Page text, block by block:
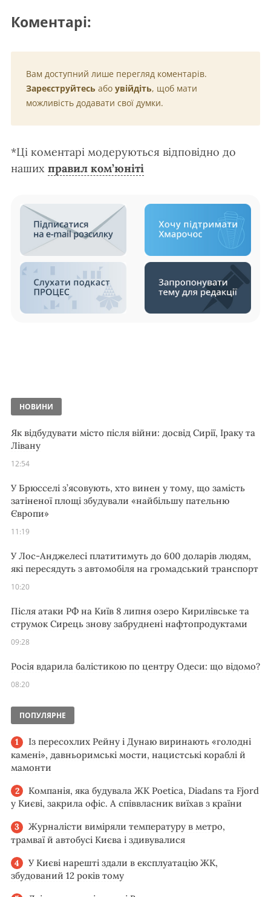
Коментарі:
Вам доступний лише перегляд коментарів.
Зареєструйтесь або увійдіть, щоб мати
можливість додавати свої думки.
*Ці коментарі модеруються відповідно до
наших правил ком’юніті
НОВИНИ
Як відбудувати місто після війни: досвід Сирії, Іраку та
Лівану
12:54
У Брюсселі з’ясовують, хто винен у тому, що замість
затіненої площі збудували «найбільшу пательню
Європи»
11:19
У Лос-Анджелесі платитимуть до 600 доларів людям,
які пересядуть з автомобіля на громадський транспорт
10:20
Після атаки РФ на Київ 8 липня озеро Кирилівське та
струмок Сирець знову забруднені нафтопродуктами
09:28
Росія вдарила балістикою по центру Одеси: що відомо?
08:20
ПОПУЛЯРНЕ
Із пересохлих Рейну і Дунаю виринають «голодні
камені», давньоримські мости, нацистські кораблі й
мамонти
Компанія, яка будувала ЖК Poetica, Diadans та Fjord
у Києві, закрила офіс. А співвласник виїхав з країни
Журналісти виміряли температуру в метро,
трамваї й автобусі Києва і здивувалися
У Києві нарешті здали в експлуатацію ЖК,
збудований 12 років тому